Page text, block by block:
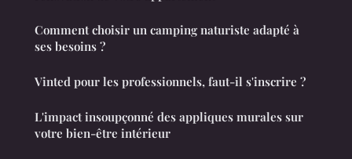
Comment choisir un camping naturiste adapté à
ses besoins ?
Vinted pour les professionnels, faut-il s'inscrire ?
L'impact insoupçonné des appliques murales sur
votre bien-être intérieur